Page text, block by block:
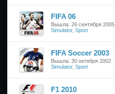
FIFA 06
Вышла: 26 сентября 2005
Simulator, Sport
FIFA Soccer 2003
Вышла: 30 октября 2002
Simulator, Sport
F1 2010